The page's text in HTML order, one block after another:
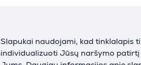
Slapukai naudojami, kad tinklalapis
individualizuoti Jūsų naršymo